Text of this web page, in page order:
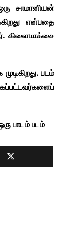
சாமானியன்
என்பதை
கிளைமாக்சை
படம்
பாடம் படம்